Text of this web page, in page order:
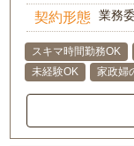
契約形態 業務
スキマ時間勤務OK
未経験OK
家政婦